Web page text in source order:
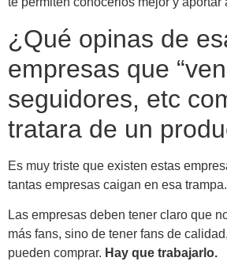
¿Qué opinas de
empresas que
seguidores, etc
tratara de un
Es muy triste que existen estas
tantas empresas caigan en esa trampa.
Las empresas deben tener claro que
más fans, sino de tener fans de
pueden comprar. Hay que trabajarlo.